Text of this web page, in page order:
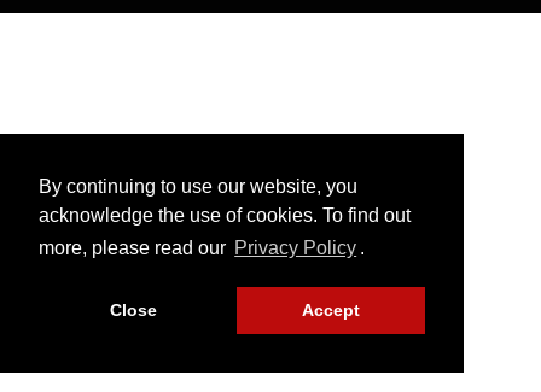
By continuing to use our website, you
acknowledge the use of cookies. To find out
more, please read our Privacy Policy .
Close Accept